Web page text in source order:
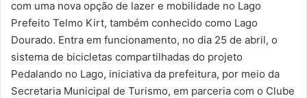
com uma nova opção de lazer e mobilidade no Lago
Prefeito Telmo Kirt, também conhecido como Lago
Dourado. Entra em funcionamento, no dia 25 de abril, o
sistema de bicicletas compartilhadas do projeto
Pedalando no Lago, iniciativa da prefeitura, por meio da
Secretaria Municipal de Turismo, em parceria com o Clube